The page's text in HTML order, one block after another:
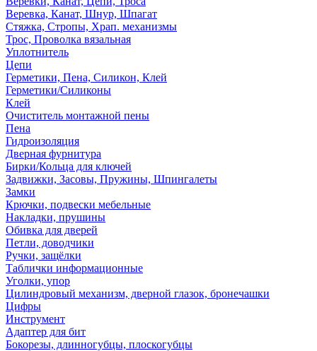
Веревка, Канат, Шнур, Шпагат
Стяжка, Стропы, Храп. механизмы
Трос, Проволка вязальная
Уплотнитель
Цепи
Герметики, Пена, Силикон, Клей
Герметики/Силиконы
Клей
Очиститель монтажной пены
Пена
Гидроизоляция
Дверная фурнитура
Бирки/Кольца для ключей
Задвижки, Засовы, Пружины, Шпингалеты
Замки
Крючки, подвески мебельные
Накладки, прушины
Обивка для дверей
Петли, доводчики
Ручки, защёлки
Таблички информационные
Уголки, упор
Цилиндровый механизм, дверной глазок, бронечашки
Цифры
Инструмент
Адаптер для бит
Бокорезы, длинногубцы, плоскогубцы